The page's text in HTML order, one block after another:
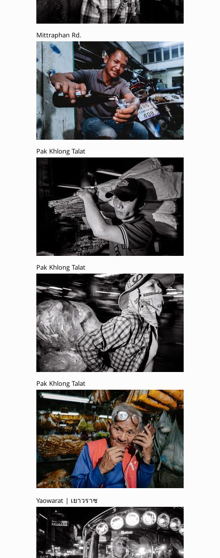
Mittraphan Rd.
Pak Khlong Talat
Pak Khlong Talat
Pak Khlong Talat
Yaowarat | เยาวราช